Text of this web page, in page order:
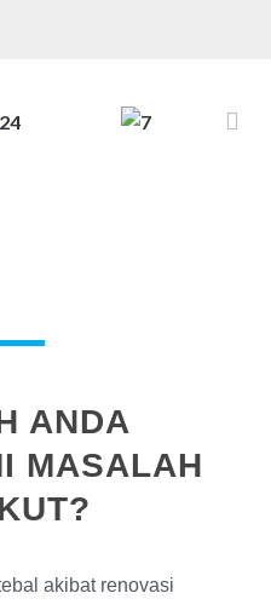
ANDA
MASALAH
akibat renovasi